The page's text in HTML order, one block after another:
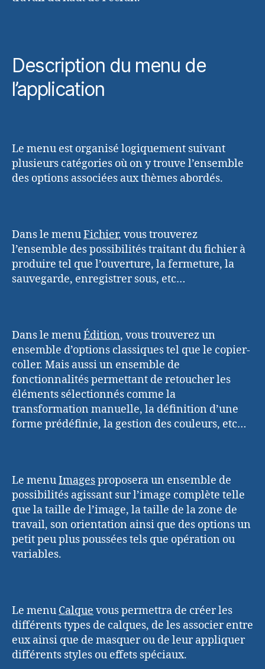
Description du menu de
l’application
Le menu est organisé logiquement suivant
plusieurs catégories où on y trouve l’ensemble
des options associées aux thèmes abordés.
Dans le menuFichier, vous trouverez
l’ensemble des possibilités traitant du fichier à
produire tel que l’ouverture, la fermeture, la
sauvegarde, enregistrer sous, etc…
Dans le menuÉdition, vous trouverez un
ensemble d’options classiques tel que le copier-
coller. Mais aussi un ensemble de
fonctionnalités permettant de retoucher les
éléments sélectionnés comme la
transformation manuelle, la définition d’une
forme prédéfinie, la gestion des couleurs, etc…
Le menuImagesproposera un ensemble de
possibilités agissant sur l’image complète telle
que la taille de l’image, la taille de la zone de
travail, son orientation ainsi que des options un
petit peu plus poussées tels que opération ou
variables.
Le menu Calque vous permettra de créer les
différents types de calques, de les associer entre
eux ainsi que de masquer ou de leur appliquer
différents styles ou effets spéciaux.